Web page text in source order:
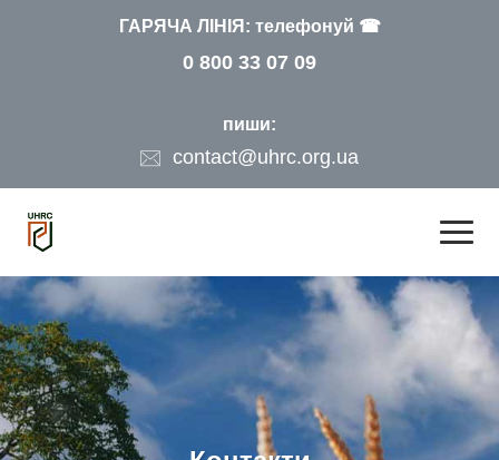
ГАРЯЧА ЛІНІЯ: телефонуй ☎
0 800 33 07 09
пиши:
contact@uhrc.org.ua